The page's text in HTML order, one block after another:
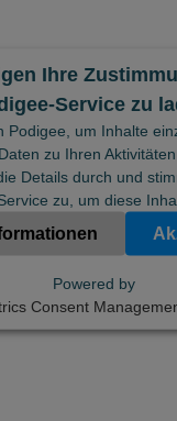
Ihre
Service zu
Podigee, um Inhalte
zu Ihren
Details durch und
zu, um diese
Powered by
Consent